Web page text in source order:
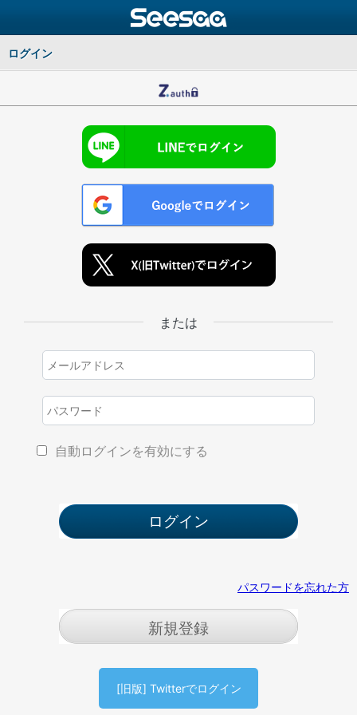
ログイン
または
自動ログインを有効にする
パスワードを忘れた方
新規登録
[旧版] Twitterでログイン